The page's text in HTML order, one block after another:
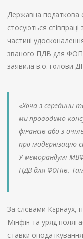
Державна податкова
стосуються
частині
званого ПДВ для
заявила в.о. голови
«Хоча з середини
ми проводимо
фінансів або з
про модернізацію
У меморандумі
ПДВ для ФОПів.
За словами Карнаух,
Мінфін та уряд
ставки